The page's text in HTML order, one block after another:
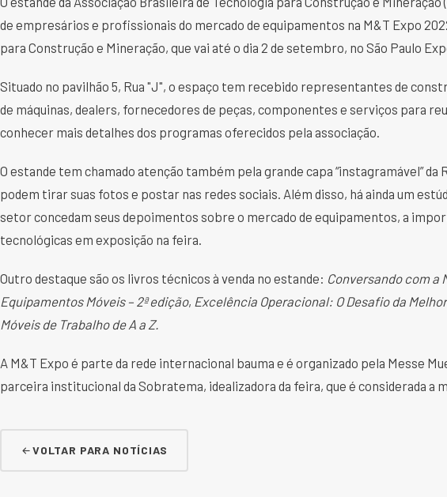
de empresários e profissionais do mercado de equipamentos na M&T Expo
para Construção e Mineração, que vai até o dia 2 de setembro, no São Paulo
Situado no pavilhão 5, Rua "J", o espaço tem recebido representantes de
de máquinas, dealers, fornecedores de peças, componentes e serviços para
conhecer mais detalhes dos programas oferecidos pela associação.
O estande tem chamado atenção também pela grande capa “instagramável”
podem tirar suas fotos e postar nas redes sociais. Além disso, há ainda um
setor concedam seus depoimentos sobre o mercado de equipamentos, a
tecnológicas em exposição na feira.
Outro destaque são os livros técnicos à venda no estande: Conversando com a
Equipamentos Móveis – 2ª edição, Excelência Operacional: O Desafio da
Móveis de Trabalho de A a Z.
A M&T Expo é parte da rede internacional bauma e é organizado pela Messe
parceira institucional da Sobratema, idealizadora da feira, que é considerada a
VOLTAR PARA NOTÍCIAS